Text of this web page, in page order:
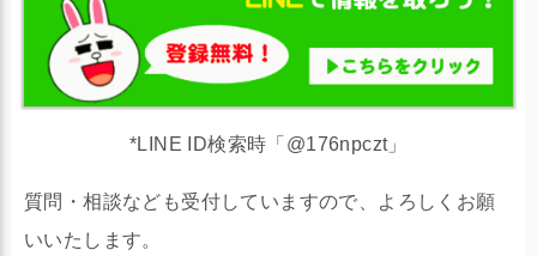
*LINE ID検索時「@176npczt」
質問・相談なども受付していますので、よろしくお願
いいたします。